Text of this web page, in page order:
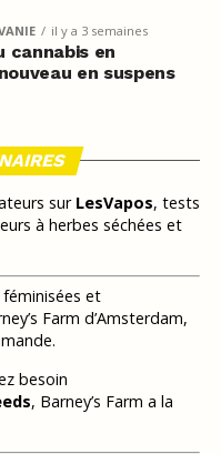
il y a 3 semaines
cannabis en
en suspens
sur LesVapos, tests
à herbes séchées et
féminisées et
Farm d’Amsterdam,
besoin
, Barney’s Farm a la